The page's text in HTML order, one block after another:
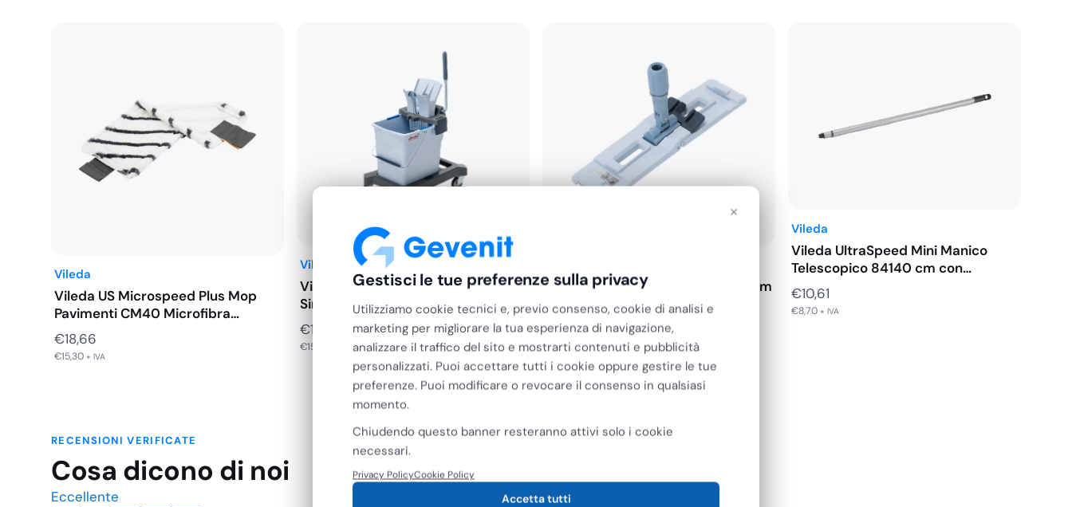
Vileda
Vileda US Microspeed Plus Mop
Pavimenti CM40 Microfibra…
€18,66
€15,30 + IVA
Vileda
Vileda UltraSpeed Pro Kit Sistema
Singolo con pressa…
€189,16
€155,05 + IVA
Vileda UltraSpeed Pro Telaio 40 cm
per Pressa…
€32,55
€26,68 + IVA
Vileda
Vileda UltraSpeed Mini Manico
Telescopico 84140 cm con…
€10,61
€8,70 + IVA
RECENSIONI VERIFICATE
Cosa dicono di noi
Eccellente
×
Gestisci le tue preferenze sulla privacy
Utilizziamo cookie tecnici e, previo consenso, cookie di analisi e
marketing per migliorare la tua esperienza di navigazione,
analizzare il traffico del sito e mostrarti contenuti e pubblicità
personalizzati. Puoi accettare tutti i cookie oppure gestire le tue
preferenze. Puoi modificare o revocare il consenso in qualsiasi
momento.
Chiudendo questo banner resteranno attivi solo i cookie
necessari.
Privacy PolicyCookie Policy
Accetta tutti